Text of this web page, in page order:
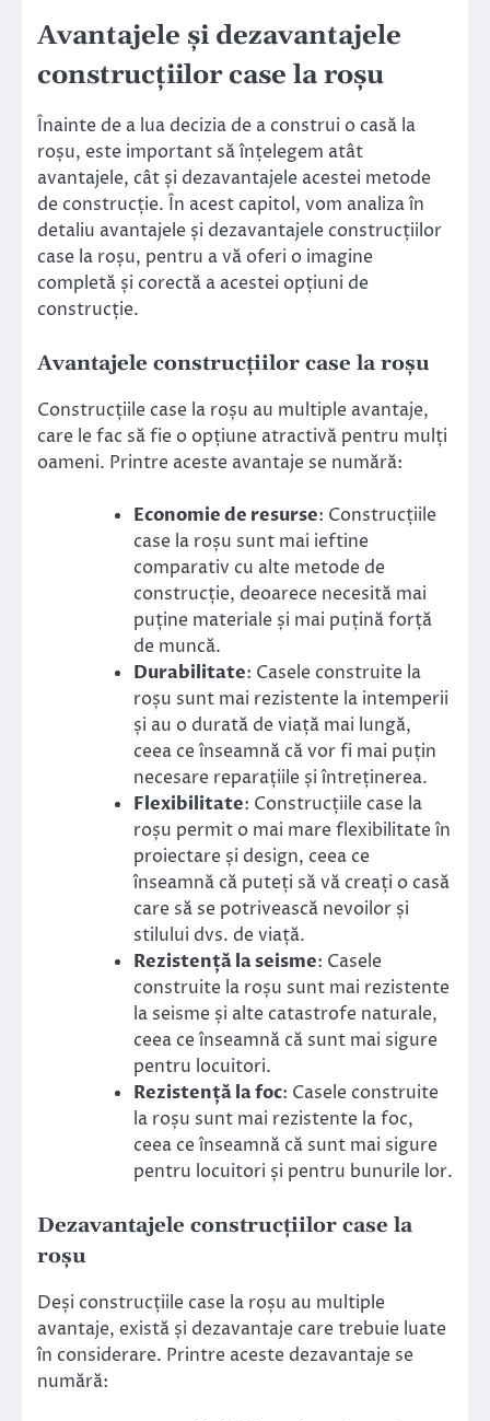
Avantajele și dezavantajele
construcțiilor case la roșu
Înainte de a lua decizia de a construi o casă la
roșu, este important să înțelegem atât
avantajele, cât și dezavantajele acestei metode
de construcție. În acest capitol, vom analiza în
detaliu avantajele și dezavantajele construcțiilor
case la roșu, pentru a vă oferi o imagine
completă și corectă a acestei opțiuni de
construcție.
Avantajele construcțiilor case la roșu
Construcțiile case la roșu au multiple avantaje,
care le fac să fie o opțiune atractivă pentru mulți
oameni. Printre aceste avantaje se numără:
Economie de resurse: Construcțiile
case la roșu sunt mai ieftine
comparativ cu alte metode de
construcție, deoarece necesită mai
puține materiale și mai puțină forță
de muncă.
Durabilitate: Casele construite la
roșu sunt mai rezistente la intemperii
și au o durată de viață mai lungă,
ceea ce înseamnă că vor fi mai puțin
necesare reparațiile și întreținerea.
Flexibilitate: Construcțiile case la
roșu permit o mai mare flexibilitate în
proiectare și design, ceea ce
înseamnă că puteți să vă creați o casă
care să se potrivească nevoilor și
stilului dvs. de viață.
Rezistență la seisme: Casele
construite la roșu sunt mai rezistente
la seisme și alte catastrofe naturale,
ceea ce înseamnă că sunt mai sigure
pentru locuitori.
Rezistență la foc: Casele construite
la roșu sunt mai rezistente la foc,
ceea ce înseamnă că sunt mai sigure
pentru locuitori și pentru bunurile lor.
Dezavantajele construcțiilor case la
roșu
Deși construcțiile case la roșu au multiple
avantaje, există și dezavantaje care trebuie luate
în considerare. Printre aceste dezavantaje se
numără: